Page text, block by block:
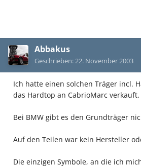
Abbakus
Geschrieben:22. November 2003
Ich hatte einen solchen Träger incl.
das Hardtop an CabrioMarc verkauft.
Bei BMW gibt es den Grundträger
Auf den Teilen war kein Hersteller
Die einzigen Symbole, an die ich